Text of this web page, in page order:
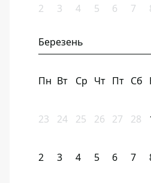
2 3 4 5 6 7
Березень
Пн Вт Ср Чт Пт Сб
23 24 25 26 27 28
2 3 4 5 6 7